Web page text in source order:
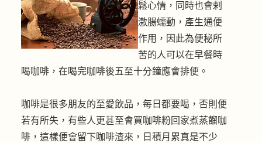
鬆心情，同時也會剌
激腸蠕動，產生通便
作用，因此為便秘所
苦的人可以在早餐時
喝咖啡，在喝完咖啡後五至十分鐘應會排便。
咖啡是很多朋友的至愛飲品，每日都要喝，否則便
若有所失，有些人更甚至會買咖啡粉回家煮蒸餾咖
啡，這樣便會留下咖啡渣來，日積月累真是不少